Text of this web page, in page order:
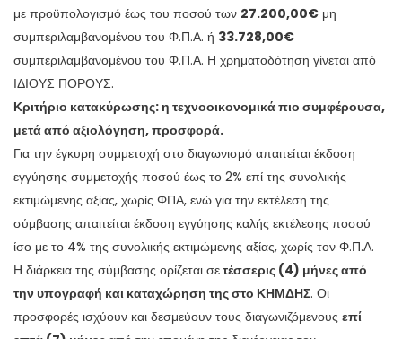
με προϋπολογισμό έως του ποσού των 27.200,00€ μη
συμπεριλαμβανομένου του Φ.Π.Α. ή 33.728,00€
συμπεριλαμβανομένου του Φ.Π.Α. Η χρηματοδότηση γίνεται από
ΙΔΙΟΥΣ ΠΟΡΟΥΣ.
Κριτήριο κατακύρωσης:η τεχνοοικονομικά πιο συμφέρουσα,
μετά από αξιολόγηση, προσφορά.
Για την έγκυρη συμμετοχή στο διαγωνισμό απαιτείται έκδοση
εγγύησης συμμετοχής ποσού έως το 2% επί της συνολικής
εκτιμώμενης αξίας, χωρίς ΦΠΑ, ενώ για την εκτέλεση της
σύμβασης απαιτείται έκδοση εγγύησης καλής εκτέλεσης ποσού
ίσο με το 4% της συνολικής εκτιμώμενης αξίας, χωρίς τον Φ.Π.Α.
Η διάρκεια της σύμβασης ορίζεται σετέσσερις (4) μήνες από
την υπογραφή και καταχώρηση της στο ΚΗΜΔΗΣ. Οι
προσφορές ισχύουν και δεσμεύουν τους διαγωνιζόμενους επί